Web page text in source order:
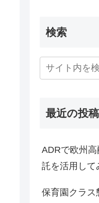
検索
最近の投稿
ADRで欧州
託を活用して
保育園クラ